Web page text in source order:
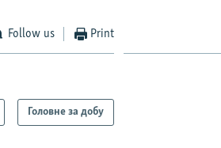
Follow us Print
Головне за добу